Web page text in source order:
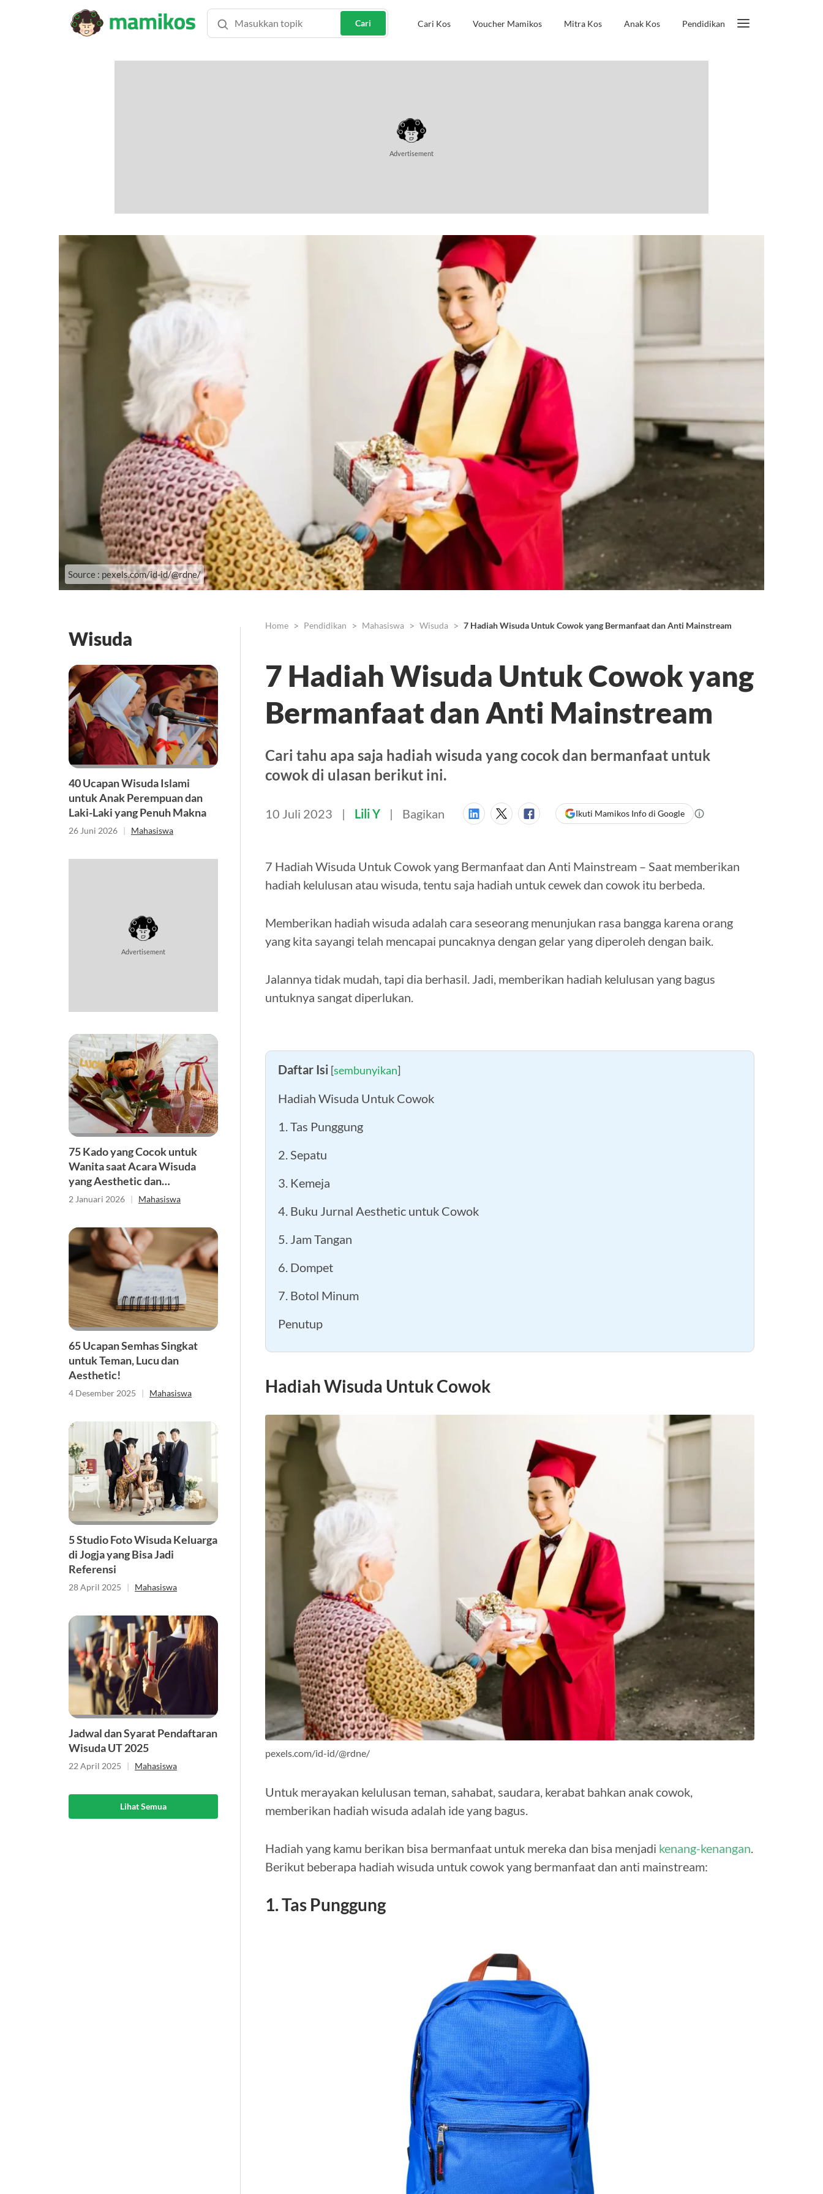
Cari Cari Kos Voucher Mamikos Mitra Kos Anak Kos Pendidikan
Advertisement
Source : pexels.com/id-id/@rdne/
Wisuda
40 Ucapan Wisuda Islami
untuk Anak Perempuan dan
Laki-Laki yang Penuh Makna
26 Juni 2026 | Mahasiswa
Advertisement
75 Kado yang Cocok untuk
Wanita saat Acara Wisuda
yang Aesthetic dan
Bermanfaat
2 Januari 2026 | Mahasiswa
65 Ucapan Semhas Singkat
untuk Teman, Lucu dan
Aesthetic!
4 Desember 2025 | Mahasiswa
5 Studio Foto Wisuda Keluarga
di Jogja yang Bisa Jadi
Referensi
28 April 2025 | Mahasiswa
Jadwal dan Syarat Pendaftaran
Wisuda UT 2025
22 April 2025 | Mahasiswa
Lihat Semua
Home Pendidikan Mahasiswa Wisuda 7 Hadiah Wisuda Untuk Cowok yang Bermanfaat dan Anti Mainstream
7 Hadiah Wisuda Untuk Cowok yang
Bermanfaat dan Anti Mainstream
Cari tahu apa saja hadiah wisuda yang cocok dan bermanfaat untuk
cowok di ulasan berikut ini.
10 Juli 2023 Lili Y Bagikan Ikuti Mamikos Info di Google
7 Hadiah Wisuda Untuk Cowok yang Bermanfaat dan Anti Mainstream – Saat memberikan
hadiah kelulusan atau wisuda, tentu saja hadiah untuk cewek dan cowok itu berbeda.
Memberikan hadiah wisuda adalah cara seseorang menunjukan rasa bangga karena orang
yang kita sayangi telah mencapai puncaknya dengan gelar yang diperoleh dengan baik.
Jalannya tidak mudah, tapi dia berhasil. Jadi, memberikan hadiah kelulusan yang bagus
untuknya sangat diperlukan.
Daftar Isi [sembunyikan]
Hadiah Wisuda Untuk Cowok
1. Tas Punggung
2. Sepatu
3. Kemeja
4. Buku Jurnal Aesthetic untuk Cowok
5. Jam Tangan
6. Dompet
7. Botol Minum
Penutup
Hadiah Wisuda Untuk Cowok
pexels.com/id-id/@rdne/
Untuk merayakan kelulusan teman, sahabat, saudara, kerabat bahkan anak cowok,
memberikan hadiah wisuda adalah ide yang bagus.
Hadiah yang kamu berikan bisa bermanfaat untuk mereka dan bisa menjadi kenang-kenangan
Berikut beberapa hadiah wisuda untuk cowok yang bermanfaat dan anti mainstream:
1. Tas Punggung